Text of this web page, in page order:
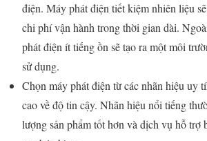
điện. Máy phát điện tiết kiệm nhiên liệu
chi phí vận hành trong thời gian dài.
phát điện ít tiếng ồn sẽ tạo ra một môi
sử dụng.
Chọn máy phát điện từ các nhãn hiệu uy
cao về độ tin cậy. Nhãn hiệu nổi tiếng
lượng sản phẩm tốt hơn và dịch vụ hỗ trợ